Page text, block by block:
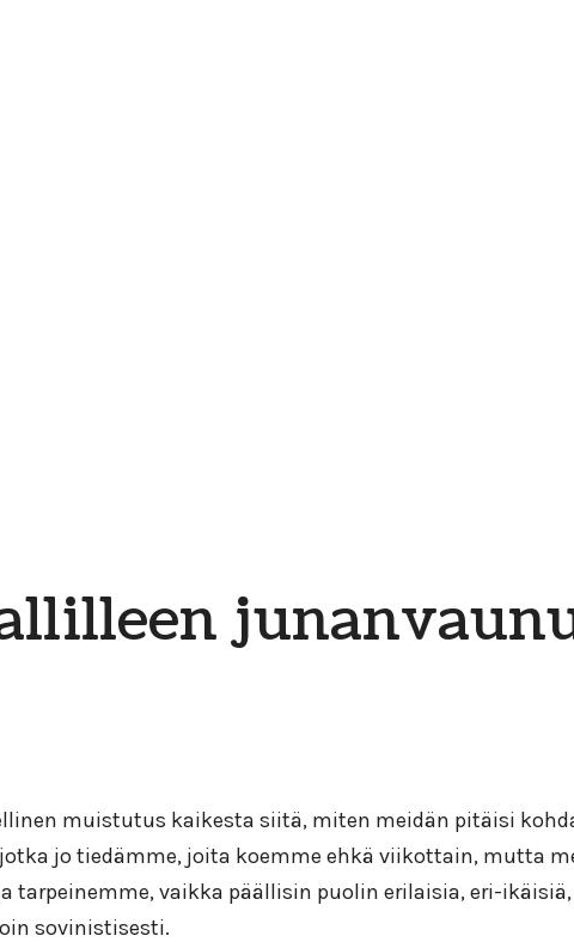
muistutus kaikesta siitä, miten meidän pitäisi
jo tiedämme, joita koemme ehkä viikottain, mutta
vaikka päällisin puolin erilaisia, eri-
sovinistisesti.